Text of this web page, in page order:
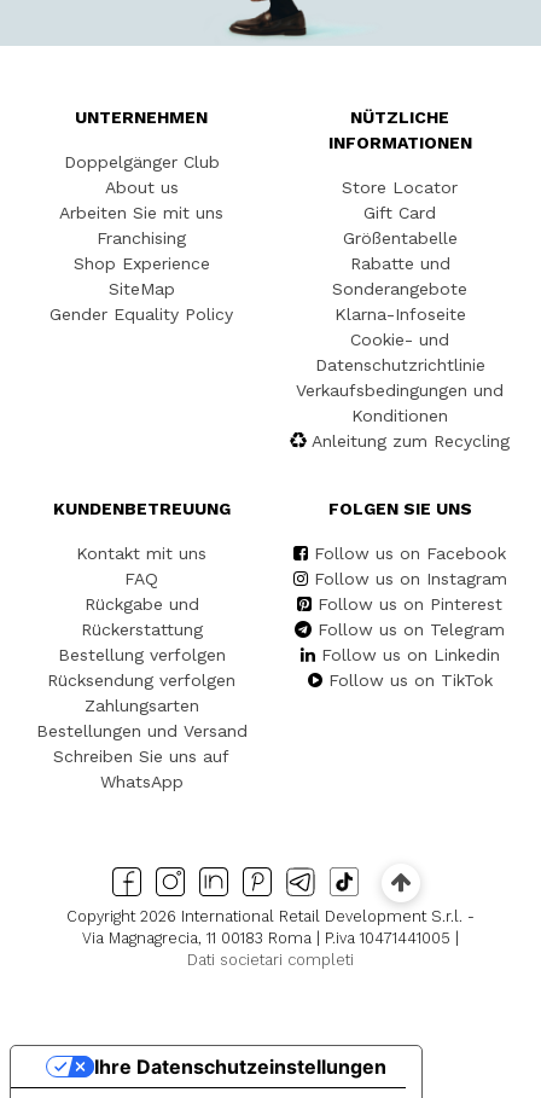
UNTERNEHMEN
Doppelgänger Club
About us
Arbeiten Sie mit uns
Franchising
Shop Experience
SiteMap
Gender Equality Policy
NÜTZLICHE
INFORMATIONEN
Store Locator
Gift Card
Größentabelle
Rabatte und
Sonderangebote
Klarna-Infoseite
Cookie- und
Datenschutzrichtlinie
Verkaufsbedingungen und
Konditionen
Anleitung zum Recycling
KUNDENBETREUUNG
Kontakt mit uns
FAQ
Rückgabe und
Rückerstattung
Bestellung verfolgen
Rücksendung verfolgen
Zahlungsarten
Bestellungen und Versand
Schreiben Sie uns auf
WhatsApp
FOLGEN SIE UNS
Follow us on Facebook
Follow us on Instagram
Follow us on Pinterest
Follow us on Telegram
Follow us on Linkedin
Follow us on TikTok
Copyright 2026 International Retail Development S.r.l. -
Via Magnagrecia, 11 00183 Roma | P.iva 10471441005 |
Dati societari completi
Ihre Datenschutzeinstellungen